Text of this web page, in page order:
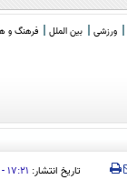
ورزشی بین الملل فرهنگ و
تاریخ انتشار: ۱۷:۲۱ - ۱۷-۱۲-۱۳۹۹